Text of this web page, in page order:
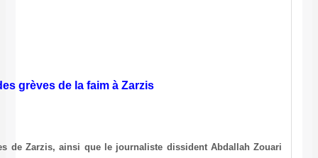
Suspension des grèves de la
Les familles et parents des jeunes internautes de Zarzis, ainsi